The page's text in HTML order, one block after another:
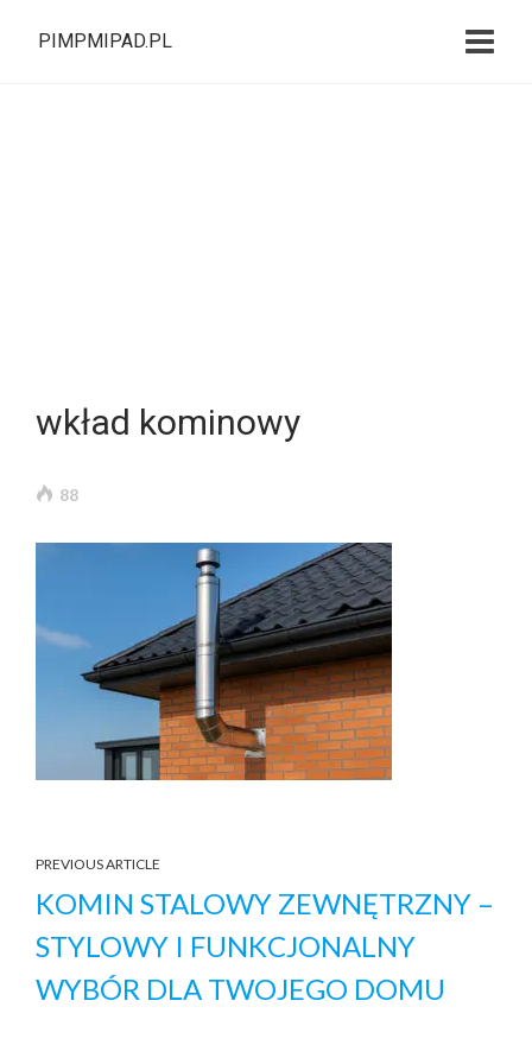
PIMPMIPAD.PL
wkład kominowy
88
PREVIOUS ARTICLE
KOMIN STALOWY ZEWNĘTRZNY –
STYLOWY I FUNKCJONALNY
WYBÓR DLA TWOJEGO DOMU